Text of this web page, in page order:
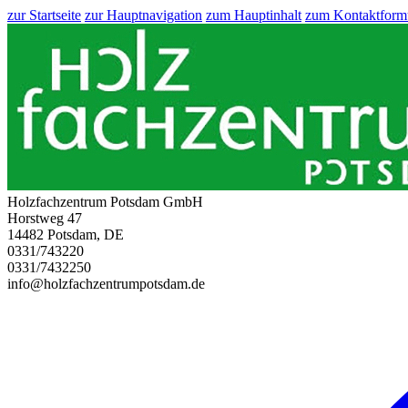
zur Startseite zur Hauptnavigation zum Hauptinhalt zum
Holzfachzentrum Potsdam GmbH
Horstweg 47
14482 Potsdam, DE
0331/743220
0331/7432250
info@holzfachzentrumpotsdam.de